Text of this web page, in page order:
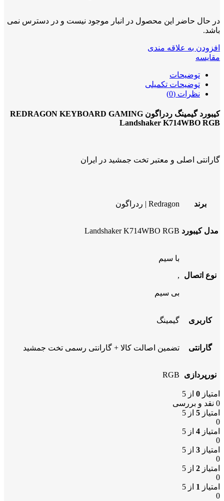
در حال حاضر این محصول در انبار موجود نیست و در دسترس نمی
باشد.
افزودن به علاقه مندی
مقایسه
توضیحات
توضیحات تکمیلی
نظرات (0)
کیبورد گیمینگ ردراگون REDRAGON KEYBOARD GAMING
Landshaker K714WBO RGB
گارانتی اصلی و معتبر تخت جمشید در ایران
برند Redragon | ردراگون
مدل کیبورد Landshaker K714WBO RGB
نوع اتصال
با سیم
,
بی سیم
کاربری گیمینگ
گارانتی تضمین اصالت کالا + گارانتی رسمی تخت جمشید
نورپردازی RGB
امتیاز 0 از 5
0 نقد و بررسی
امتیاز 5 از 5
0
امتیاز 4 از 5
0
امتیاز 3 از 5
0
امتیاز 2 از 5
0
امتیاز 1 از 5
0